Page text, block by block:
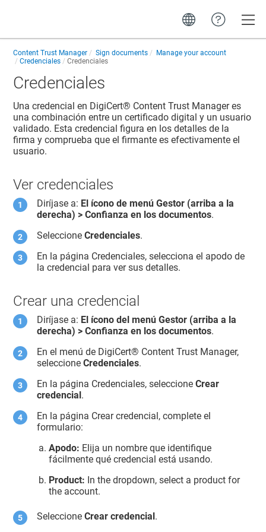
Content Trust Manager Sign documents
Manage your account
Credenciales
Credenciales
Credenciales
Una credencial en DigiCert​​®​​ Content Trust Manageres
una combinación entre un certificado digital y un usuario
validado. Esta credencial figura en los detalles de la
firma y comprueba que el firmante es efectivamente el
usuario.
Ver credenciales
Diríjase a: El ícono de menú Gestor (arriba a la
derecha) > Confianza en los documentos.
SeleccioneCredenciales.
En la página Credenciales, selecciona el apodo de
la credencial para ver sus detalles.
Crear una credencial
Diríjase a: El ícono del menú Gestor (arriba a la
derecha) > Confianza en los documentos.
En el menú de DigiCert​​®​​ Content Trust Manager,
seleccioneCredenciales.
En la página Credenciales, seleccioneCrear
credencial .
En la página Crear credencial, complete el
formulario:
Apodo: Elija un nombre que identifique
fácilmente qué credencial está usando.
Product: In the dropdown, select a product for
the account.
SeleccioneCrear credencial.